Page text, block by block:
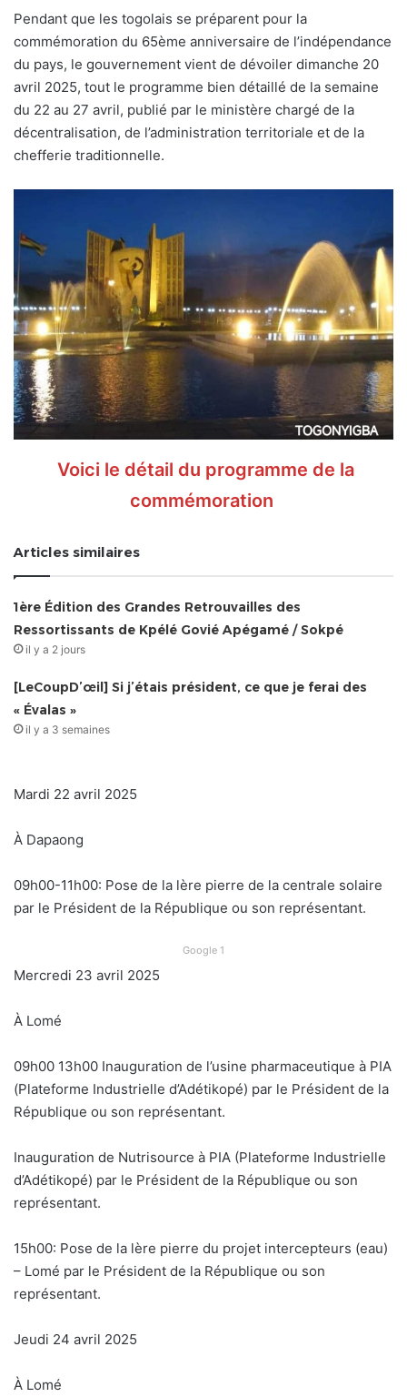
Pendant que les togolais se préparent pour la
commémoration du 65ème anniversaire de l’indépendance
du pays, le gouvernement vient de dévoiler dimanche 20
avril 2025, tout le programme bien détaillé de la semaine
du 22 au 27 avril, publié par le ministère chargé de la
décentralisation, de l’administration territoriale et de la
chefferie traditionnelle.
Voici le détail du programme de la
commémoration
Articles similaires
1ère Édition des Grandes Retrouvailles des
Ressortissants de Kpélé Govié Apégamé / Sokpé
il y a 2 jours
[LeCoupD’œil] Si j’étais président, ce que je ferai des
« Évalas »
il y a 3 semaines
Mardi 22 avril 2025
À Dapaong
09h00-11h00: Pose de la lère pierre de la centrale solaire
par le Président de la République ou son représentant.
Google 1
Mercredi 23 avril 2025
À Lomé
09h00 13h00 Inauguration de l’usine pharmaceutique à PIA
(Plateforme Industrielle d’Adétikopé) par le Président de la
République ou son représentant.
Inauguration de Nutrisource à PIA (Plateforme Industrielle
d’Adétikopé) par le Président de la République ou son
représentant.
15h00: Pose de la lère pierre du projet intercepteurs (eau)
– Lomé par le Président de la République ou son
représentant.
Jeudi 24 avril 2025
À Lomé